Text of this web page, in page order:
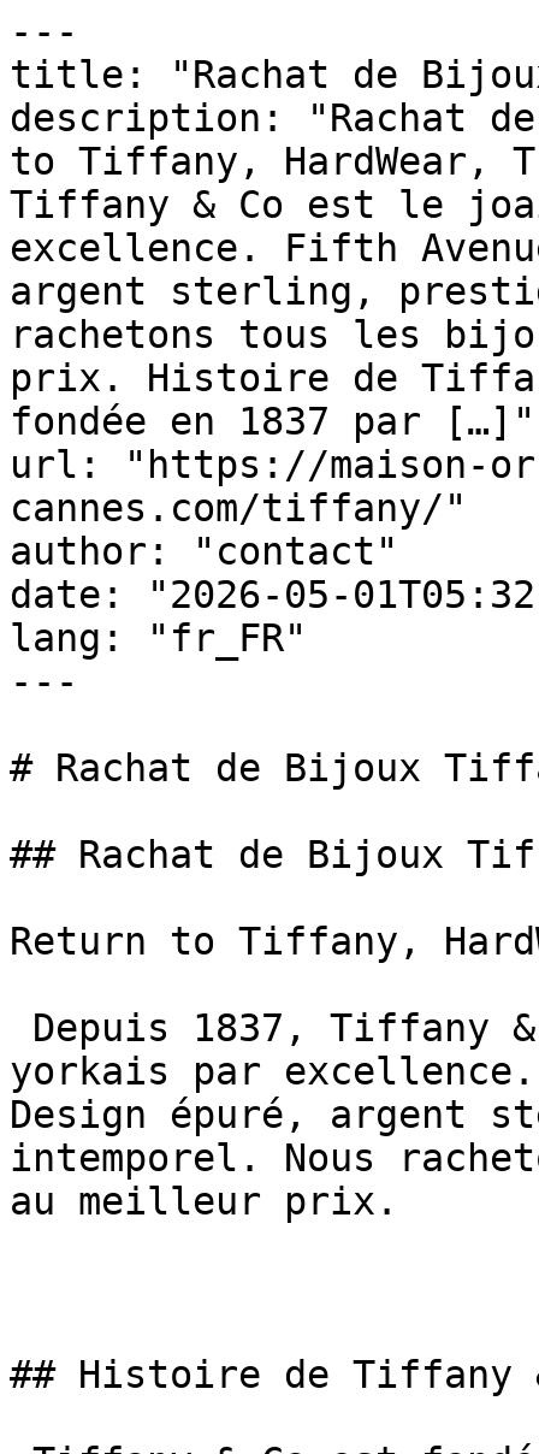
---
title: "Rachat de
description: "Rachat
to Tiffany, HardWear,
Tiffany & Co est le
excellence. Fifth
argent sterling,
rachetons tous les
prix. Histoire de
fondée en 1837 par […]"
url: "https://maison-
cannes.com/tiffany/"
author: "contact"
date: "2026-05-
lang: "fr_FR"
---
# Rachat de Bijoux
## Rachat de Bijoux
Return to Tiffany,
yorkais par
Design épuré, argent
intemporel. Nous
au meilleur prix.
## Histoire de Tiffany